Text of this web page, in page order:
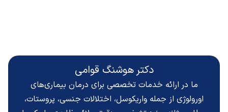
دکتر هوشنگ قوامی
ما در ارائه خدمات تخصصی برای درمان بیماری‌های
اورولوژی از جمله واریکوسل، اختلالات جنسی، پروستات،